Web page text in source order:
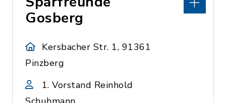
Gosberg
Kersbacher Str. 1, 91361
Pinzberg
1. Vorstand Reinhold